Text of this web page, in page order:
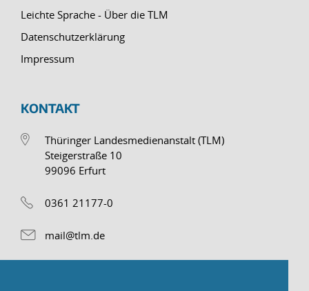
Leichte Sprache - Über die TLM
Datenschutzerklärung
Impressum
KONTAKT
Thüringer Landesmedienanstalt (TLM)
Steigerstraße 10
99096 Erfurt
0361 21177-0
mail@tlm.de